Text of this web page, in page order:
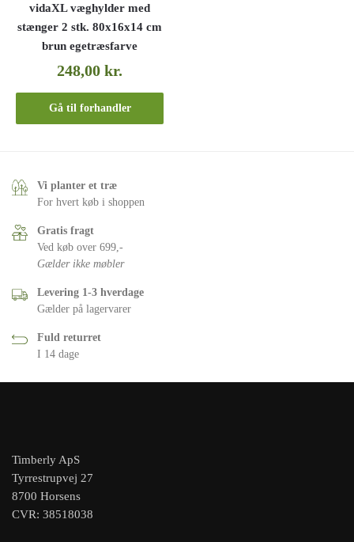
vidaXL væghylder med
stænger 2 stk. 80x16x14 cm
brun egetræsfarve
248,00kr.
Gå til forhandler
Vi planter et træ
For hvert køb i shoppen
Gratis fragt
Ved køb over 699,-
Gælder ikke møbler
Levering 1-3 hverdage
Gælder på lagervarer
Fuld returret
I 14 dage
Timberly ApS
Tyrrestrupvej 27
8700 Horsens
CVR: 38518038